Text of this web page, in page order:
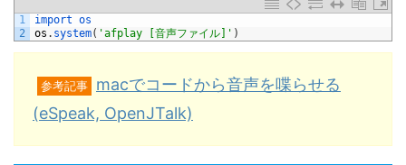
1
2
import os
os . system( 'afplay [音声ファイル]' )
参考記事
macでコードから音声を喋らせる
(eSpeak, OpenJTalk)